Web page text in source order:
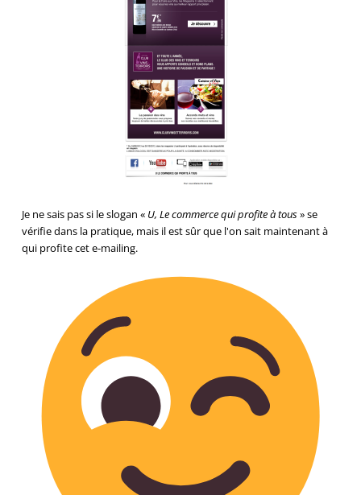
Je ne sais pas si le slogan « U, Le commerce qui profite à tous» se
vérifie dans la pratique, mais il est sûr que l'on sait maintenant à
qui profite cet e-mailing.